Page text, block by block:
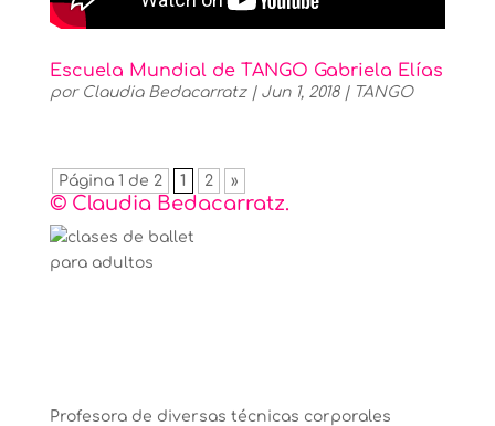
Escuela Mundial de TANGO Gabriela Elías
por Claudia Bedacarratz| Jun 1, 2018| TANGO
Página 1 de 2 1 2 »
© Claudia Bedacarratz.
Profesora de diversas técnicas corporales